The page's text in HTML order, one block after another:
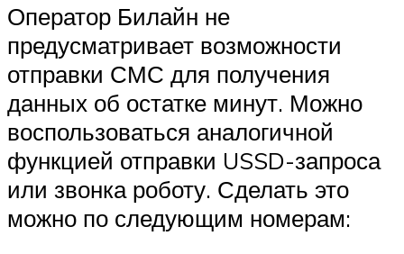
Оператор Билайн не
предусматривает возможности
отправки СМС для получения
данных об остатке минут. Можно
воспользоваться аналогичной
функцией отправки USSD-запроса
или звонка роботу. Сделать это
можно по следующим номерам: